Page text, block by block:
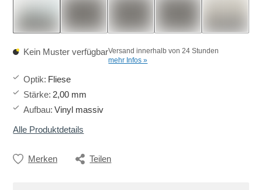
Kein Muster verfügbarVersand innerhalb von 24 Stunden
mehr Infos »
Optik: Fliese
Stärke: 2,00 mm
Aufbau: Vinyl massiv
Alle Produktdetails
Merken Teilen